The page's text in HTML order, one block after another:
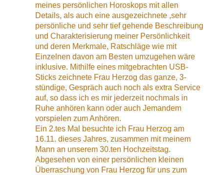
meines persönlichen Horoskops mit allen
Details, als auch eine ausgezeichnete ,sehr
persönliche und sehr tief gehende Beschreibung
und Charakterisierung meiner Persönlichkeit
und deren Merkmale, Ratschläge wie mit
Einzelnen davon am Besten umzugehen wäre
inklusive. Mithilfe eines mitgebrachten USB-
Sticks zeichnete Frau Herzog das ganze, 3-
stündige, Gespräch auch noch als extra Service
auf, so dass ich es mir jederzeit nochmals in
Ruhe anhören kann oder auch Jemandem
vorspielen zum Anhören.
Ein 2.tes Mal besuchte ich Frau Herzog am
16.11. dieses Jahres, zusammen mit meinem
Mann an unserem 30.ten Hochzeitstag.
Abgesehen von einer persönlichen kleinen
Überraschung von Frau Herzog für uns zum